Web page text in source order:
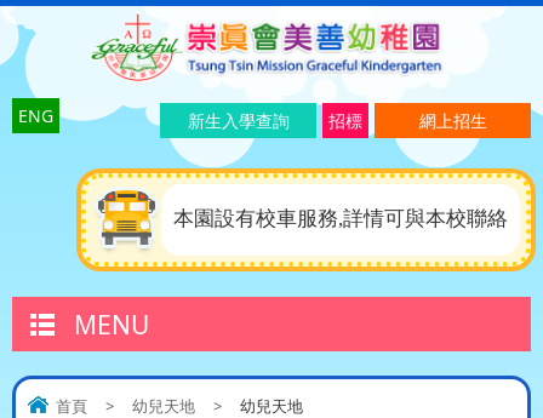
ENG 網上招生
招標
新生入學查詢
本園設有校車服務,詳情可與本校聯絡
MENU
首頁 > 幼兒天地 > 幼兒天地